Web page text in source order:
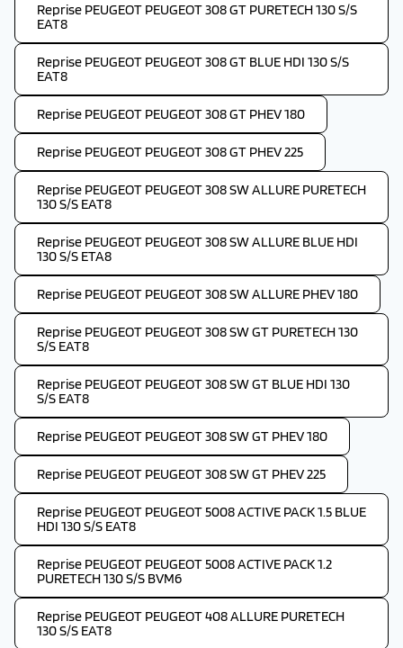
Reprise PEUGEOT PEUGEOT 308 GT PURETECH 130 S/S
EAT8
Reprise PEUGEOT PEUGEOT 308 GT BLUE HDI 130 S/S
EAT8
Reprise PEUGEOT PEUGEOT 308 GT PHEV 180
Reprise PEUGEOT PEUGEOT 308 GT PHEV 225
Reprise PEUGEOT PEUGEOT 308 SW ALLURE PURETECH
130 S/S EAT8
Reprise PEUGEOT PEUGEOT 308 SW ALLURE BLUE HDI
130 S/S ETA8
Reprise PEUGEOT PEUGEOT 308 SW ALLURE PHEV 180
Reprise PEUGEOT PEUGEOT 308 SW GT PURETECH 130
S/S EAT8
Reprise PEUGEOT PEUGEOT 308 SW GT BLUE HDI 130
S/S EAT8
Reprise PEUGEOT PEUGEOT 308 SW GT PHEV 180
Reprise PEUGEOT PEUGEOT 308 SW GT PHEV 225
Reprise PEUGEOT PEUGEOT 5008 ACTIVE PACK 1.5 BLUE
HDI 130 S/S EAT8
Reprise PEUGEOT PEUGEOT 5008 ACTIVE PACK 1.2
PURETECH 130 S/S BVM6
Reprise PEUGEOT PEUGEOT 408 ALLURE PURETECH
130 S/S EAT8